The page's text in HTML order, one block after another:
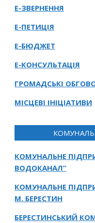
Е-ЗВЕРНЕННЯ
Е-ПЕТИЦІЯ
Е-БЮДЖЕТ
Е-КОНСУЛЬТАЦІЯ
ГРОМАДСЬКІ
МІСЦЕВІ ІНІЦІАТИВИ
КОМУНАЛЬНЕ
ВОДОКАНАЛ”
КОМУНАЛЬНЕ
М. БЕРЕСТИН
БЕРЕСТИНСЬКИЙ